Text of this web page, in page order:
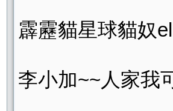
霹靂貓星球貓奴
李小加~~人家我